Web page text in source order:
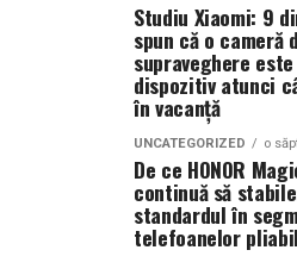
Studiu Xiaomi: 9
spun că o cameră
supraveghere
dispozitiv atunci
în vacanță
UNCATEGORIZED o
De ce HONOR
continuă să
standardul în
telefoanelor